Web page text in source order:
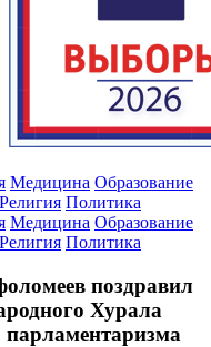
Медицина Образование
Религия Политика
Медицина Образование
Религия Политика
поздравил
Хурала
парламентаризма